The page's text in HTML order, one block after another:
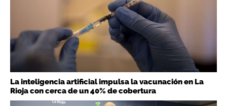
La inteligencia artificial impulsa la vacunación en La
Rioja con cerca de un 40% de cobertura